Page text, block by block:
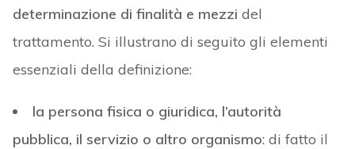
determinazione di finalità e mezzi del
trattamento. Si illustrano di seguito gli elementi
essenziali della definizione:
la persona fisica o giuridica, l’autorità
pubblica, il servizio o altro organismo: di fatto il